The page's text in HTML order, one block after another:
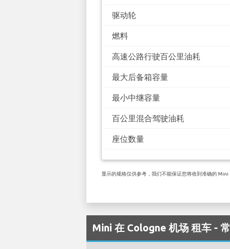
驱动轮
燃料
高速公路行驶百公里油耗
最大后备箱容量
最小中继容量
百公里混合驾驶油耗
座位数量
显示的规格仅供参考，我们不能保证您将收到准确的
Mini 在 Cologne 机场 租车 -